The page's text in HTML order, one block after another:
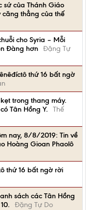
sứ của Thánh Giáo
căng thẳng của thế
cho Syria – Mỗi
Đàng hơn Đặng Tự
thứ 16 bất ngờ
trong thang máy.
Tân Hồng Y.
Thế
nay, 8/8/2019: Tin về
Hoàng Gioan Phaolô
thứ 16 bất ngờ rời
sách các Tân Hồng
Đặng Tự Do